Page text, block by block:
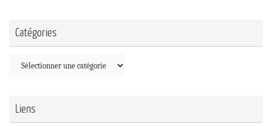
Catégories
Catégories
Liens